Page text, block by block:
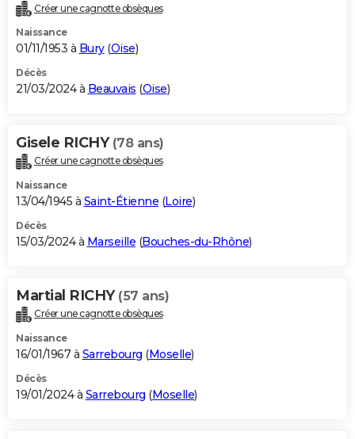
Créer une cagnotte obsèques
Naissance
01/11/1953 à Bury(Oise)
Décès
21/03/2024 à Beauvais (Oise)
Gisele RICHY (78 ans)
Créer une cagnotte obsèques
Naissance
13/04/1945 à Saint-Étienne (Loire)
Décès
15/03/2024 à Marseille (Bouches-du-Rhône)
Martial RICHY (57 ans)
Créer une cagnotte obsèques
Naissance
16/01/1967 à Sarrebourg (Moselle)
Décès
19/01/2024 à Sarrebourg (Moselle)